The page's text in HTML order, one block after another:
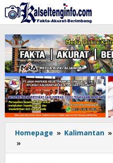
Lewati
ke
konten
Homepage » Kalimantan »
»
JIKI